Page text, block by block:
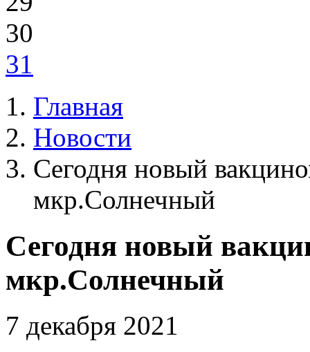
30
31
Главная
Новости
Сегодня новый
мкр.Солнечный
Сегодня новый
мкр.Солнечный
7 декабря 2021